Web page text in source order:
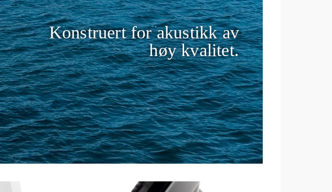
Konstruert for akustikk av
høy kvalitet.